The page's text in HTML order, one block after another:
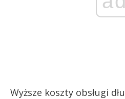
Wyższe koszty obsługi